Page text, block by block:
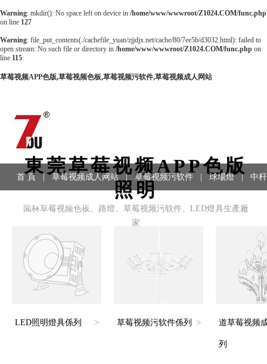
Warning: mkdir(): No space left on device in /home/www/wwwroot/Z1024.COM/func.php
on line 127
Warning: file_put_contents(./cachefile_yuan/zjjdjx.net/cache/80/7ee5b/d3032.html): failed to
open stream: No such file or directory in /home/www/wwwroot/Z1024.COM/func.php on
line 115
草莓视频APP色版,草莓视频色板,草莓视频污软件,草莓视频成人网站
東莞草莓视频APP色版
照明
園林草莓视频色板、路燈、草莓视频污软件、LED燈具生產廠
家
首 頁 草莓视频成人网站 | 草莓视频污软件 球場燈 | 中
工程案例 | 聯係方式
LED照明燈具係列 > 草莓视频污软件係列 > 道草莓视频
列